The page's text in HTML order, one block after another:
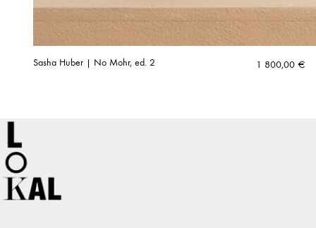
Sasha Huber | No Mohr, ed. 2 1 800,00 €